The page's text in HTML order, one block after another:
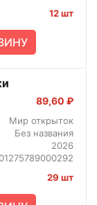
12 шт
89,60 ₽
Мир открыток
Без названия
2026
29 шт